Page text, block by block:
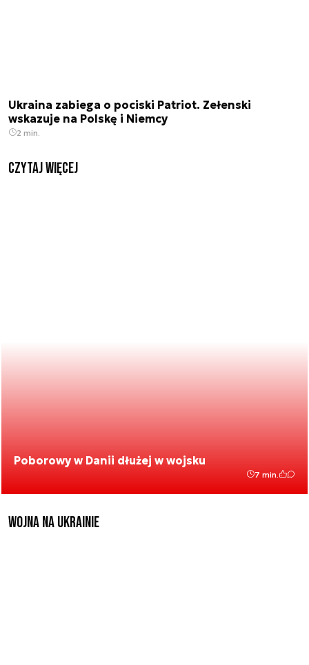
Ukraina zabiega o pociski Patriot. Zełenski
wskazuje na Polskę i Niemcy
2 min.
czytaj więcej
Poborowy w Danii dłużej w wojsku
7 min.
Wojna na Ukrainie